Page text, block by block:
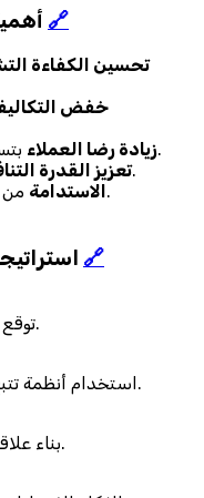
🔗
تحسين الكفاءة
خفض
زيادة رضا العملاءبتسليم المنتجات في الوقت المحدد.
تعزيز القدرةعبر المرونة في تلبية الطلب.
الاستدامةمن خلال تقليل الأثر البيئي للعمليات.
🔗
توقع الطلبات ووضع خطط إنتاج وتوزيع دقيقة.
استخدام أنظمة تتبع لحظية لتجنب نفاد أو فائض المخزون.
بناء علاقات استراتيجية لضمان جودة الإمدادات.